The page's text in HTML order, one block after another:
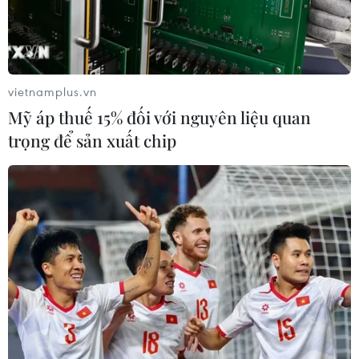
Việt Nam hướng tới trở
thành trung tâm văn hóa và sáng tạo
hàng đầu khu vực
06/08/2026 23:33
Hà Nội lần đầu tổ chức
Festival Võ thuật quốc tế tại Hoàng
Thành Thăng Long
06/08/2026 23:03
Việt Nam hướng tới làm
chủ 10 công nghệ lõi vào năm 2030
06/08/2026 04:38
vietnamplus.vn
Mỹ áp thuế 15% đối với nguyên liệu quan
trọng để sản xuất chip